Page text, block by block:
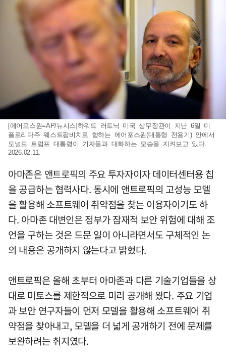
[에어포스원=AP/뉴시스]하워드 러트닉 미국 상무장관이 지난 6일 미
플로리다주 웨스트팜비치로 향하는 에어포스원(대통령 전용기) 안에서
도널드 트럼프 대통령이 기자들과 대화하는 모습을 지켜보고 있다.
2026.02.11.
아마존은 앤트로픽의 주요 투자자이자 데이터센터용 칩
을 공급하는 협력사다. 동시에 앤트로픽의 고성능 모델
을 활용해 소프트웨어 취약점을 찾는 이용자이기도 하
다. 아마존 대변인은 정부가 잠재적 보안 위험에 대해 조
언을 구하는 것은 드문 일이 아니라면서도 구체적인 논
의 내용은 공개하지 않는다고 밝혔다.
앤트로픽은 올해 초부터 아마존과 다른 기술기업들을 상
대로 미토스를 제한적으로 미리 공개해 왔다. 주요 기업
과 보안 연구자들이 먼저 모델을 활용해 소프트웨어 취
약점을 찾아내고, 모델을 더 넓게 공개하기 전에 문제를
보완하려는 취지였다.